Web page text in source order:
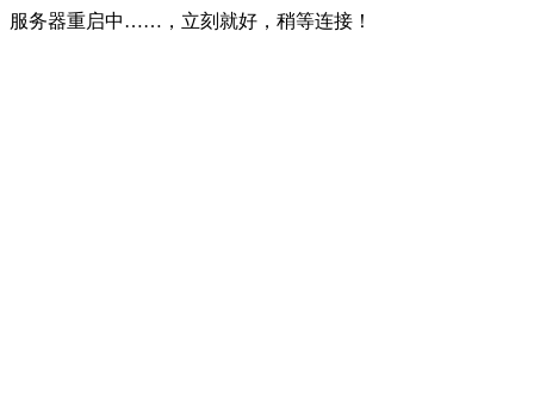
服务器重启中……，立刻就好，稍等连接！